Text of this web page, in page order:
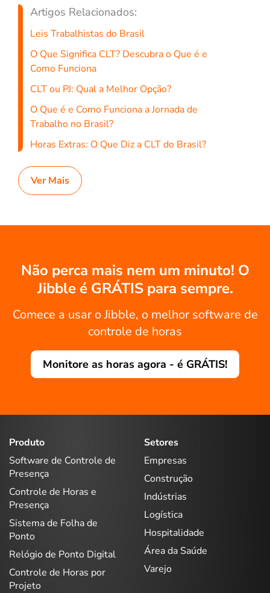
Artigos Relacionados:
Leis Trabalhistas do Brasil
O Que Significa CLT? Descubra o Que é e
Como Funciona
CLT ou PJ: Qual a Melhor Opção?
O Que é e Como Funciona a Jornada de
Trabalho no Brasil?
Horas Extras: O Que Diz a CLT do Brasil?
Ver Mais
Não perca mais nem um minuto! O
Jibble é GRÁTIS para sempre.
Comece a usar o Jibble, o melhor software de
controle de horas
Monitore as horas agora - é GRÁTIS!
Produto
Software de Controle de
Presença
Controle de Horas e
Presença
Sistema de Folha de
Ponto
Relógio de Ponto Digital
Controle de Horas por
Projeto
Setores
Empresas
Construção
Indústrias
Logística
Hospitalidade
Área da Saúde
Varejo